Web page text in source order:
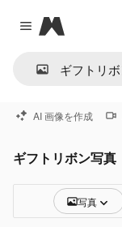
Close menu
Magnific
AI 画像を作成
ギフトリボン写真
写真